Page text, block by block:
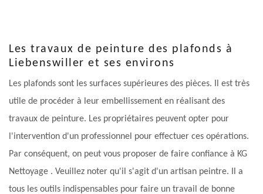
Les travaux de peinture des plafonds à
Liebenswiller et ses environs
Les plafonds sont les surfaces supérieures des pièces. Il est très
utile de procéder à leur embellissement en réalisant des
travaux de peinture. Les propriétaires peuvent opter pour
l'intervention d'un professionnel pour effectuer ces opérations.
Par conséquent, on peut vous proposer de faire confiance à KG
Nettoyage . Veuillez noter qu'il s'agit d'un artisan peintre. Il a
tous les outils indispensables pour faire un travail de bonne